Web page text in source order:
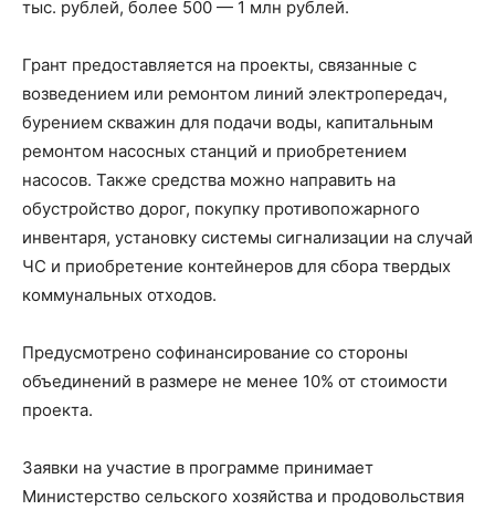
тыс. рублей, более 500 — 1 млн рублей.
Грант предоставляется на проекты, связанные с
возведением или ремонтом линий электропередач,
бурением скважин для подачи воды, капитальным
ремонтом насосных станций и приобретением
насосов. Также средства можно направить на
обустройство дорог, покупку противопожарного
инвентаря, установку системы сигнализации на случай
ЧС и приобретение контейнеров для сбора твердых
коммунальных отходов.
Предусмотрено софинансирование со стороны
объединений в размере не менее 10% от стоимости
проекта.
Заявки на участие в программе принимает
Министерство сельского хозяйства и продовольствия